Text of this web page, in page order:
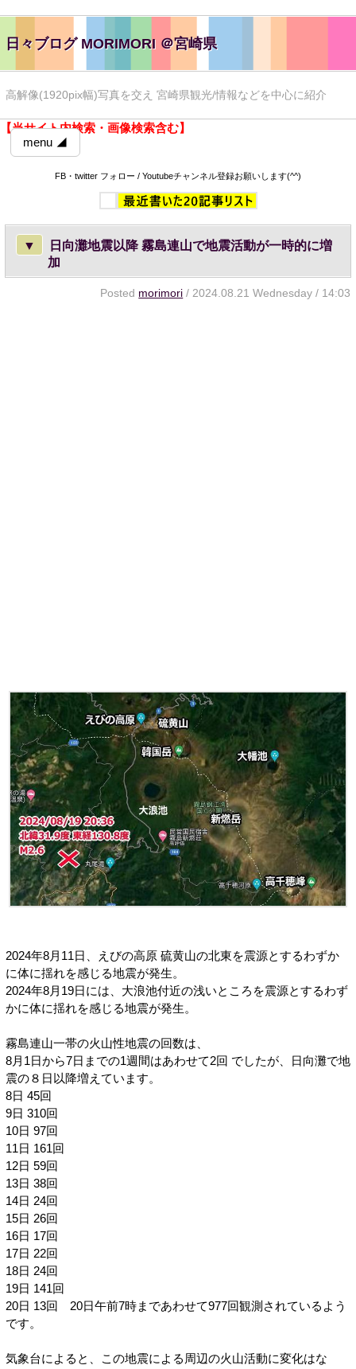
日々ブログ MORIMORI ＠宮崎県
高解像(1920pix幅)写真を交え 宮崎県観光/情報などを中心に紹介
【当サイト内検索・画像検索含む】
menu ◢
FB・twitter フォロー / Youtubeチャンネル登録お願いします(^^)
▼
日向灘地震以降 霧島連山で地震活動が一時的に増
加
Posted morimori / 2024.08.21 Wednesday / 14:03
2024年8月11日、えびの高原 硫黄山の北東を震源とするわずか
に体に揺れを感じる地震が発生。
2024年8月19日には、大浪池付近の浅いところを震源とするわず
かに体に揺れを感じる地震が発生。
霧島連山一帯の火山性地震の回数は、
8月1日から7日までの1週間はあわせて2回 でしたが、日向灘で地
震の８日以降増えています。
8日 45回
9日 310回
10日 97回
11日 161回
12日 59回
13日 38回
14日 24回
15日 26回
16日 17回
17日 22回
18日 24回
19日 141回
20日 13回 20日午前7時まであわせて977回観測されているよう
です。
気象台によると、この地震による周辺の火山活動に変化はな